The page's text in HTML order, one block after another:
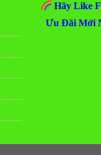
Hãy Like
Ưu Đãi Mới